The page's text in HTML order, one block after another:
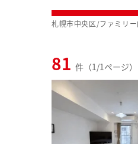
81 件（1/1ページ）
札幌市中央区/ファミリ